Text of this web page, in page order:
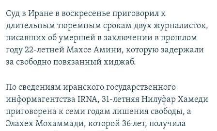
Суд в Иране в воскресенье приговорил к
длительным тюремным срокам двух журналисток,
писавших об умершей в заключении в прошлом
году 22-летней Махсе Амини, которую задержали
за свободно повязанный хиджаб.
По сведениям иранского государственного
информагентства IRNA, 31-летняя Нилуфар Хамеди
приговорена к семи годам лишения свободы, а
Элахех Мохаммади, которой 36 лет, получила